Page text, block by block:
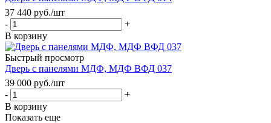
37 440 руб./шт
-
+
В корзину
Быстрый просмотр
Дверь с панелями МДФ, МДФ ВФД 037
39 000 руб./шт
-
+
В корзину
Показать еще